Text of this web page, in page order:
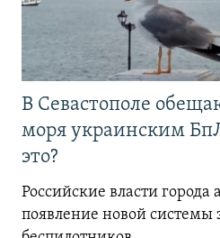
В Севастополе
моря украинским
это?
Российские власти города
появление новой системы